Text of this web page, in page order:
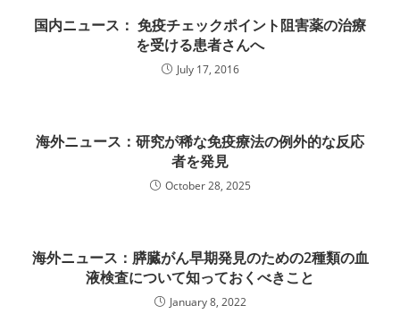
国内ニュース： 免疫チェックポイント阻害薬の治療
を受ける患者さんへ
July 17, 2016
海外ニュース：研究が稀な免疫療法の例外的な反応
者を発見
October 28, 2025
海外ニュース：膵臓がん早期発見のための2種類の血
液検査について知っておくべきこと
January 8, 2022